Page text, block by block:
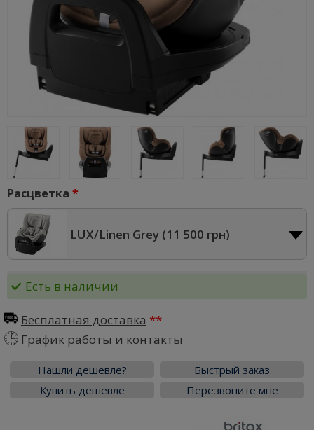
Расцветка
LUX/Linen Grey (11 500 грн)
Есть в наличии
Бесплатная доставка
График работы и контакты
Нашли дешевле?
Быстрый заказ
Купить дешевле
Перезвоните мне